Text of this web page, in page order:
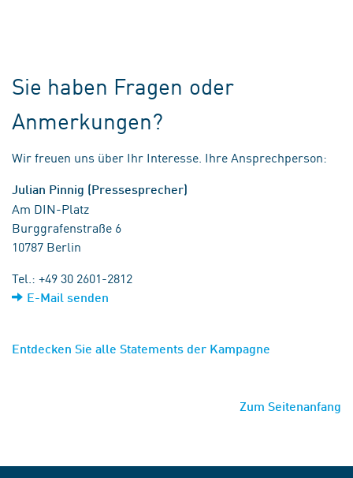
Sie haben Fragen oder
Anmerkungen?
Wir freuen uns über Ihr Interesse. Ihre Ansprechperson:
Julian Pinnig (Pressesprecher)
Am DIN-Platz
Burggrafenstraße 6
10787 Berlin
Tel.: +49 30 2601-2812
E-Mail senden
Entdecken Sie alle Statements der Kampagne
Zum Seitenanfang